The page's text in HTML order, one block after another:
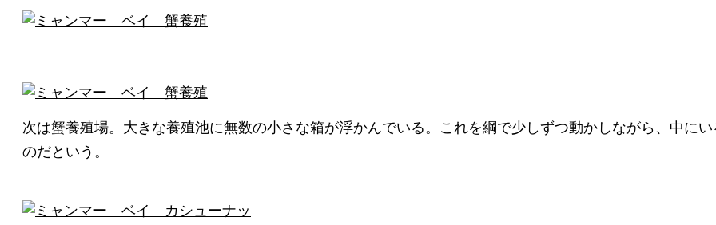
次は蟹養殖場。大きな養殖池に無数の小さな箱が浮かんでいる。これを綱で少しずつ動かしながら、中に
のだという。